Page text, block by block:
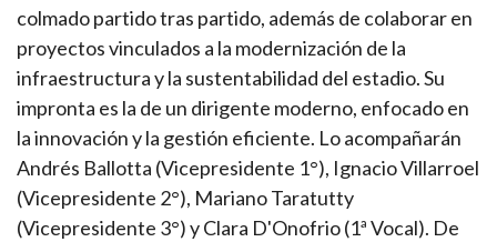
colmado partido tras partido, además de colaborar en
proyectos vinculados a la modernización de la
infraestructura y la sustentabilidad del estadio. Su
impronta es la de un dirigente moderno, enfocado en
la innovación y la gestión eficiente. Lo acompañarán
Andrés Ballotta (Vicepresidente 1°), Ignacio Villarroel
(Vicepresidente 2°), Mariano Taratutty
(Vicepresidente 3°) y Clara D'Onofrio (1ª Vocal). De